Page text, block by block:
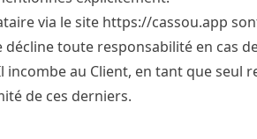
via le site https://cassou.app
décline toute responsabilité en cas
au Client, en tant que seul
de ces derniers.